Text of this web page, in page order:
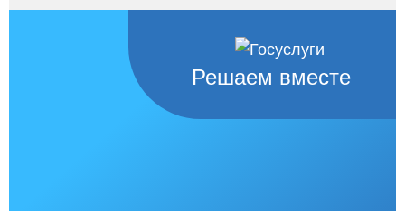
Решаем вместе